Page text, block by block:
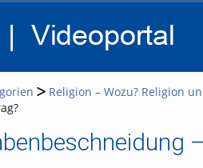
Religion – Wozu? Religion